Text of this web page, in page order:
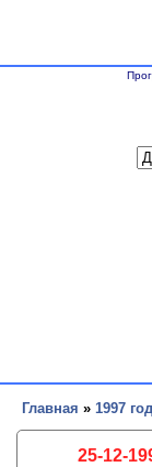
Главная » 1997 год
25-12-